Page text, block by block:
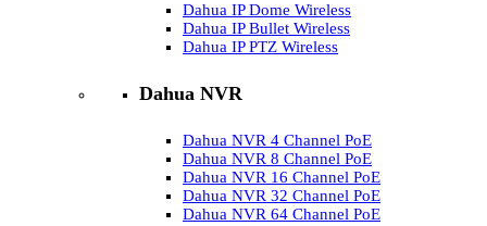
Dahua IP Dome Wireless
Dahua IP Bullet Wireless
Dahua IP PTZ Wireless
Dahua NVR
Dahua NVR 4 Channel PoE
Dahua NVR 8 Channel PoE
Dahua NVR 16 Channel PoE
Dahua NVR 32 Channel PoE
Dahua NVR 64 Channel PoE